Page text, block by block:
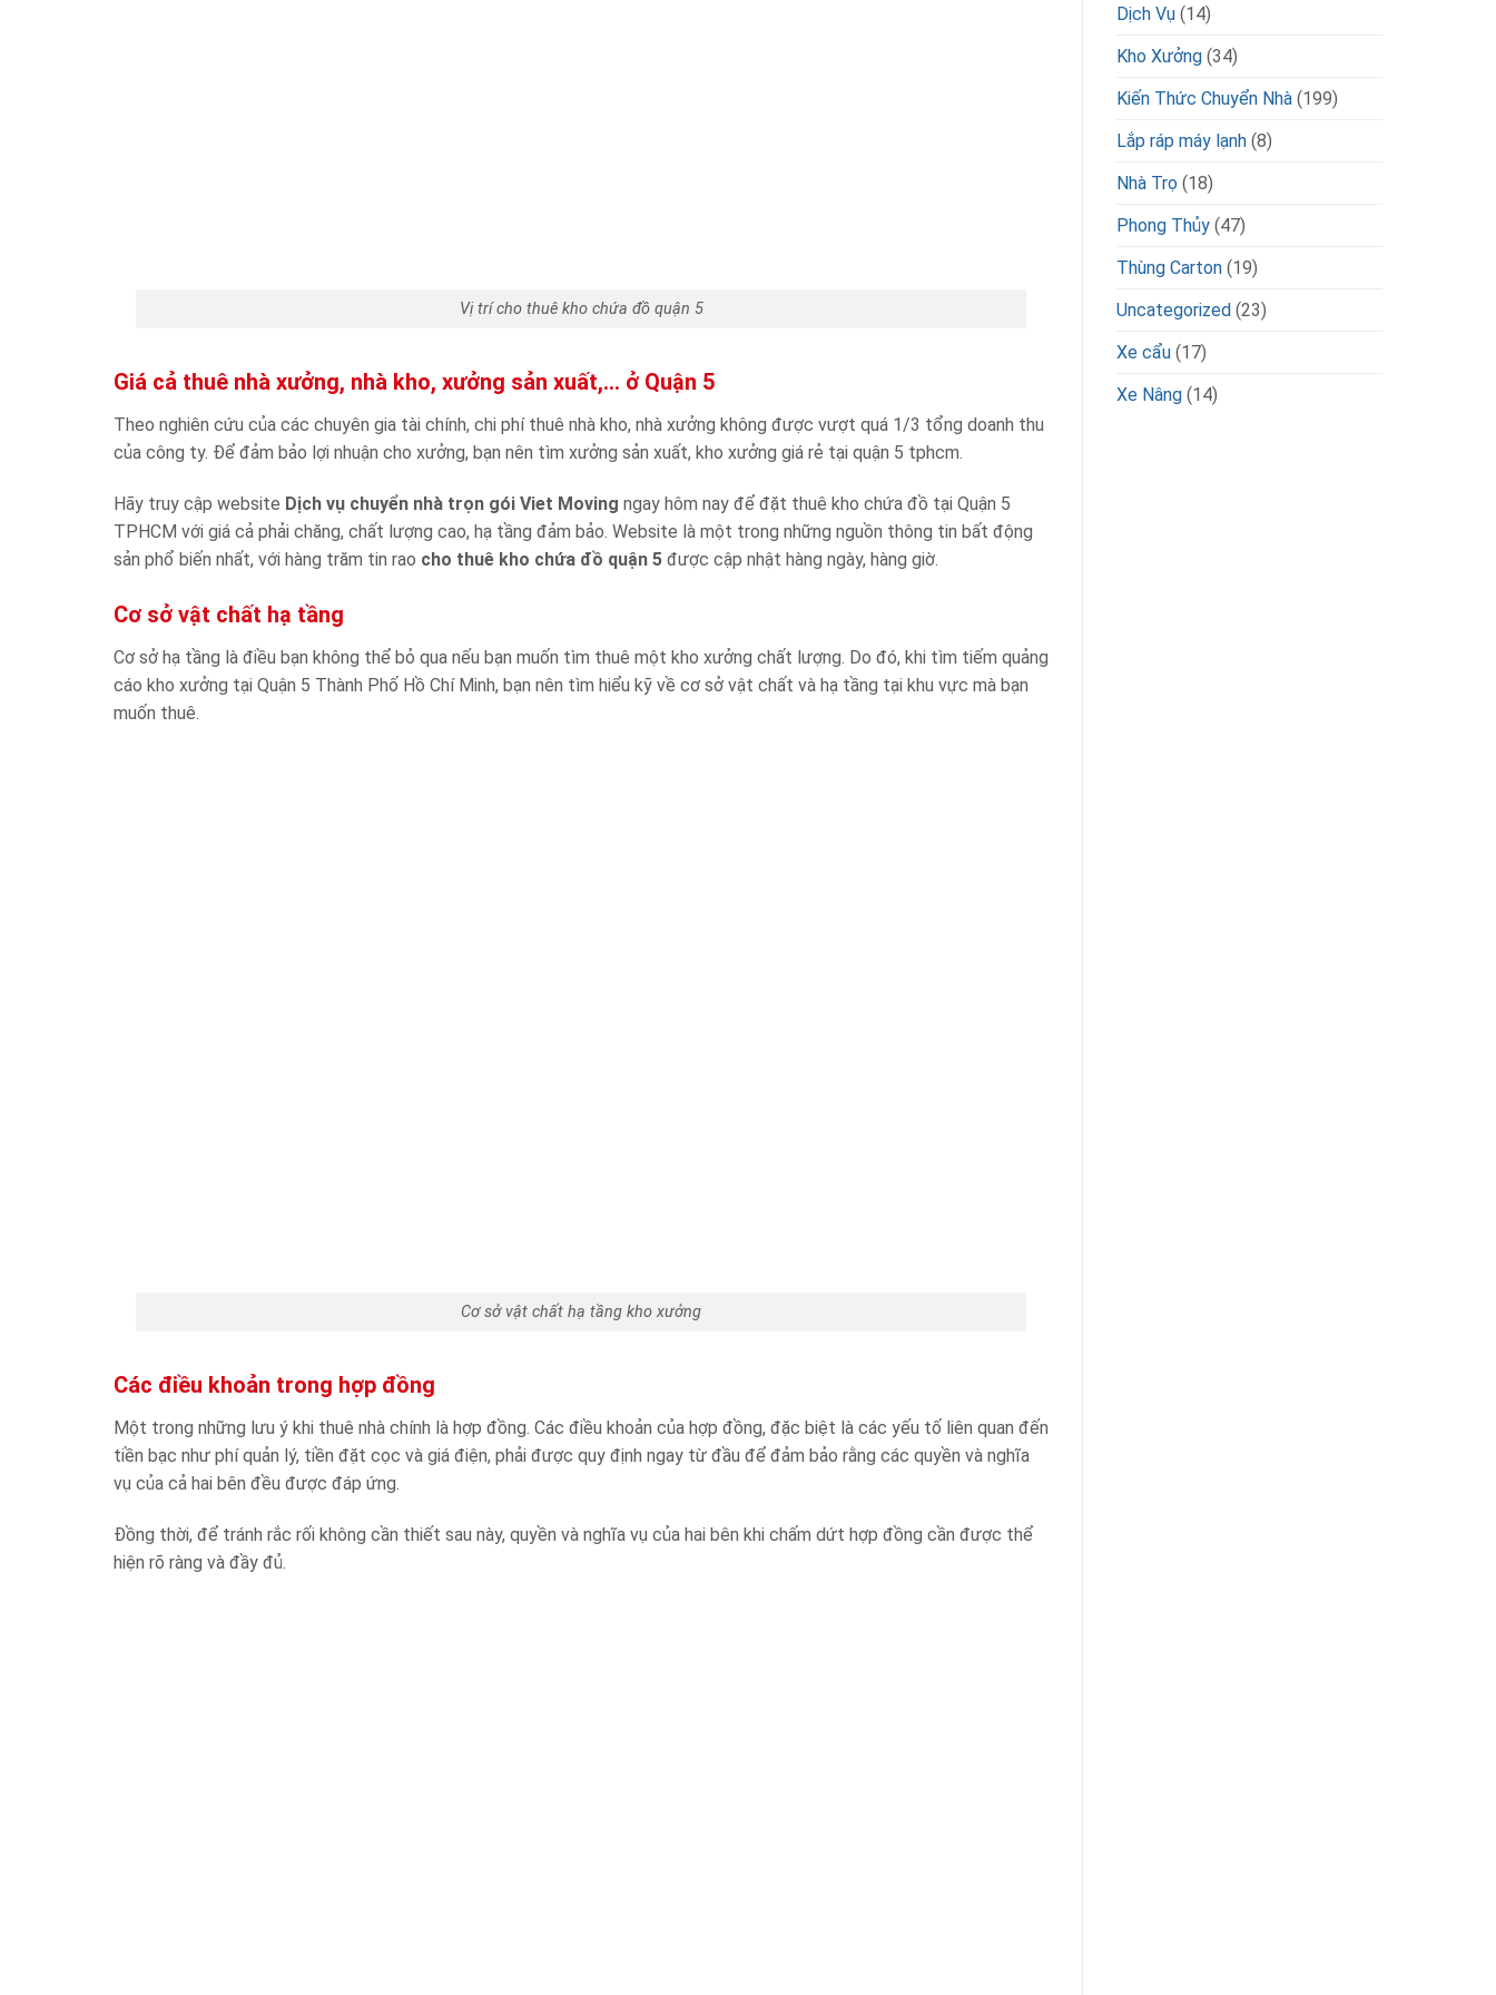
Vị trí cho thuê kho chứa đồ quận 5
Giá cả thuê nhà xưởng, nhà kho, xưởng sản xuất,… ở Quận 5
Theo nghiên cứu của các chuyên gia tài chính, chi phí thuê nhà kho, nhà xưởng không được vượt quá 1/3 tổng doanh thu
của công ty. Để đảm bảo lợi nhuận cho xưởng, bạn nên tìm xưởng sản xuất, kho xưởng giá rẻ tại quận 5 tphcm.
Hãy truy cập website Dịch vụ chuyển nhà trọn gói Viet Moving ngay hôm nay để đặt thuê kho chứa đồ tại Quận 5
TPHCM với giá cả phải chăng, chất lượng cao, hạ tầng đảm bảo. Website là một trong những nguồn thông tin bất động
sản phổ biến nhất, với hàng trăm tin rao cho thuê kho chứa đồ quận 5 được cập nhật hàng ngày, hàng giờ.
Cơ sở vật chất hạ tầng
Cơ sở hạ tầng là điều bạn không thể bỏ qua nếu bạn muốn tìm thuê một kho xưởng chất lượng. Do đó, khi tìm tiếm quảng
cáo kho xưởng tại Quận 5 Thành Phố Hồ Chí Minh, bạn nên tìm hiểu kỹ về cơ sở vật chất và hạ tầng tại khu vực mà bạn
muốn thuê.
Cơ sở vật chất hạ tầng kho xưởng
Các điều khoản trong hợp đồng
Một trong những lưu ý khi thuê nhà chính là hợp đồng. Các điều khoản của hợp đồng, đặc biệt là các yếu tố liên quan đến
tiền bạc như phí quản lý, tiền đặt cọc và giá điện, phải được quy định ngay từ đầu để đảm bảo rằng các quyền và nghĩa
vụ của cả hai bên đều được đáp ứng.
Đồng thời, để tránh rắc rối không cần thiết sau này, quyền và nghĩa vụ của hai bên khi chấm dứt hợp đồng cần được thể
hiện rõ ràng và đầy đủ.
Dịch Vụ (14)
Kho Xưởng (34)
Kiến Thức Chuyển Nhà (199)
Lắp ráp máy lạnh (8)
Nhà Trọ (18)
Phong Thủy (47)
Thùng Carton (19)
Uncategorized (23)
Xe cẩu (17)
Xe Nâng (14)